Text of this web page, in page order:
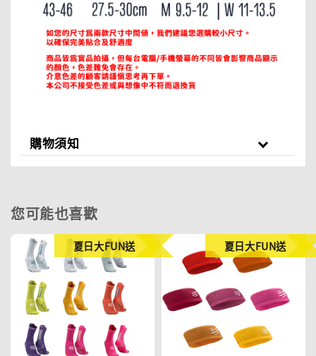
購物須知
您可能也喜歡
夏日大FUN送 夏日大FUN送